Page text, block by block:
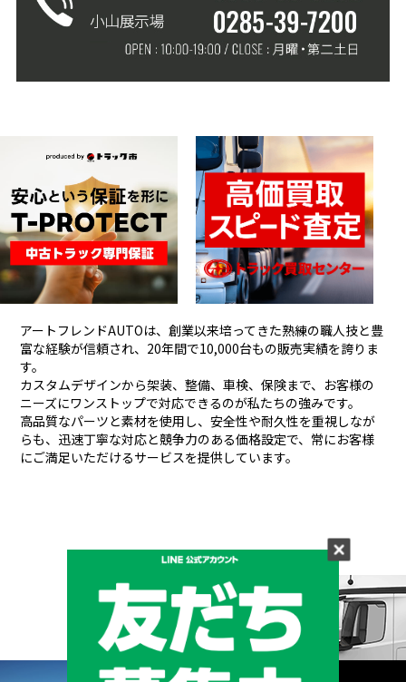
アートフレンドAUTOは、創業以来培ってきた熟練の職人技と豊
富な経験が信頼され、 20年間で10,000台もの販売実績を誇りま
す。
カスタムデザインから架装、整備、車検、保険まで、お客様の
ニーズにワンストップで対応できるのが私たちの強みです。
高品質なパーツと素材を使用し、安全性や耐久性を重視しなが
らも、 迅速丁寧な対応と競争力のある価格設定で、常にお客様
にご満足いただけるサービスを提供しています。
メーカーと形状から探す
BRAND & TYPE